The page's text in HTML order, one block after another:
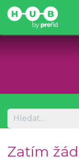
Zatím